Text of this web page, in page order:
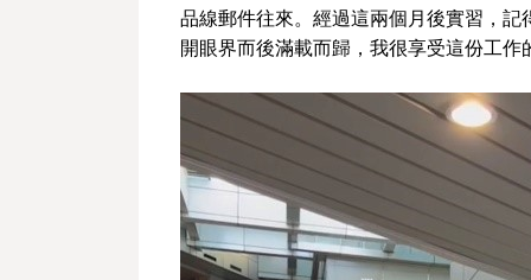
品線郵件往來。經過這兩個月後實習，
開眼界而後滿載而歸，我很享受這份工